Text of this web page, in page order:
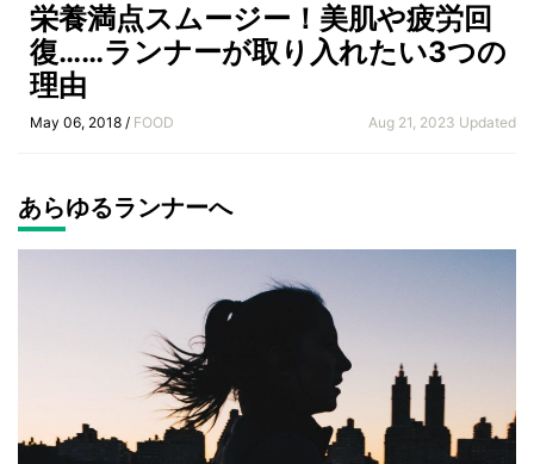
栄養満点スムージー！美肌や疲労回
復……ランナーが取り入れたい3つの
理由
May 06, 2018 / FOOD Aug 21, 2023 Updated
あらゆるランナーへ